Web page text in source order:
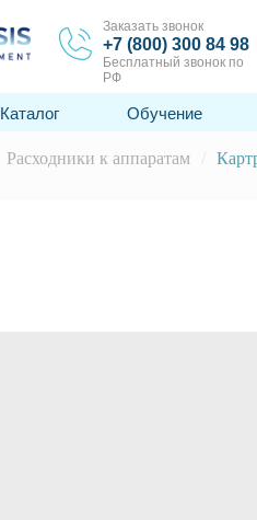
Каталог Обучение
Заказать звонок
Бесплатный звонок по
РФ
+7 (800) 300 84 98
Расходники к аппаратам